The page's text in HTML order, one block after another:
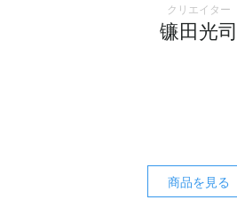
クリエイター
镰田光司
商品を見る